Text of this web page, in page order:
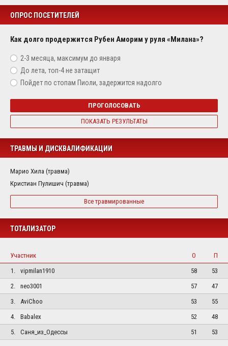
ОПРОС ПОСЕТИТЕЛЕЙ
Как долго продержится Рубен Аморим у руля «Милана»?
2-3 месяца, максимум до января
До лета, топ-4 не затащит
Пойдет по стопам Пиоли, задержится надолго
ПРОГОЛОСОВАТЬ
ПОКАЗАТЬ РЕЗУЛЬТАТЫ
ТРАВМЫ И ДИСКВАЛИФИКАЦИИ
Марио Хила (травма)
Кристиан Пулишич (травма)
Все травмированные
ТОТАЛИЗАТОР
Участник О
П
1.
vipmilan1910 58
53
2.
neo3001 57
47
3.
AviChoo 53
55
4.
Babalex 52
48
5.
Саня_из_Одессы 51 53